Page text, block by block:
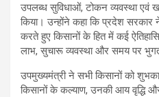
उपलब्ध सुविधाओं, टोकन व्यवस्था एवं
किया। उन्होंने कहा कि प्रदेश सरकार ने
करते हुए किसानों के हित में कई
लाभ, सुचारू व्यवस्था और समय पर
उपमुख्यमंत्री ने सभी किसानों को
किसानों के कल्याण, उनकी आय वृद्धि